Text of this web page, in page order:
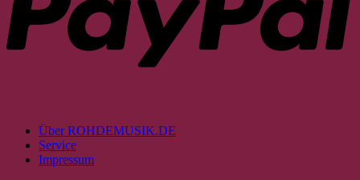
Über ROHDEMUSIK.DE
Service
Impressum